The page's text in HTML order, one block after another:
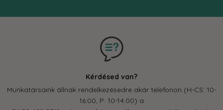
Kérdésed van?
Munkatársaink állnak rendelkezésedre akár telefonon (H-CS: 10-
16:00, P: 10-14:00) a